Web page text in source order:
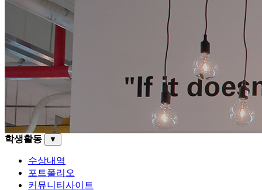
학생활동 ▼
수상내역
포트폴리오
커뮤니티사이트